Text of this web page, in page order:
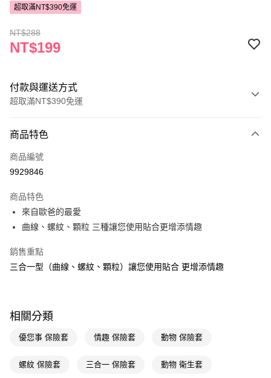
超取滿NT$390免運
NT$288
NT$199
付款與運送方式
超取滿NT$390免運
POYA支付
信用卡一次付款
LINE Pay
Apple Pay
街口支付
AFTEE先享後付
相關說明
AFTEE先享後付是「在收到商品之後才付款」的支付方式。 讓您購物簡單
便利好安心！
商品特色
商品編號
9929846
商品特色
來自歐爸的最愛
曲線、螺紋、顆粒 三種讓您使用貼合更增添情趣
銷售重點
三合一型（曲線、螺紋、顆粒）讓您使用貼合 更增添情趣
相關分類
優您事 保險套 情趣 保險套 動物 保險套
螺紋 保險套 三合一 保險套 動物 衛生套